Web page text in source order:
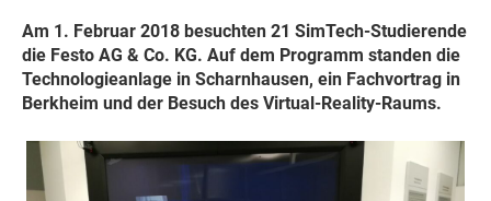
Am 1. Februar 2018 besuchten 21 SimTech-Studierende
die Festo AG & Co. KG. Auf dem Programm standen die
Technologieanlage in Scharnhausen, ein Fachvortrag in
Berkheim und der Besuch des Virtual-Reality-Raums.